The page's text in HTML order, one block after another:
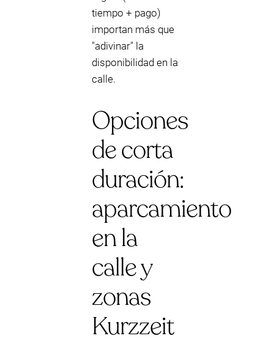
tiempo + pago)
importan más que
"adivinar" la
disponibilidad en la
calle.
Opciones
de corta
duración:
aparcamiento
en la
calle y
zonas
Kurzzeit